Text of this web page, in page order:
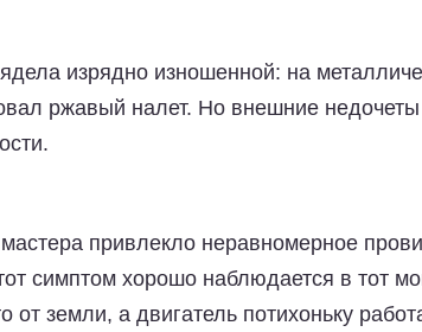
изрядно изношенной: на
ржавый налет. Но внешние
привлекло неравномерное
симптом хорошо наблюдается в тот
от земли, а двигатель потихоньку